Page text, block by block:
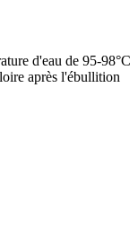
d'eau de 95-98°C
après l'ébullition